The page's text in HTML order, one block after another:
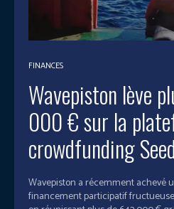
FINANCES
Wavepiston lève
000 € sur la
crowdfunding
Wavepiston a récemment achevé
financement participatif